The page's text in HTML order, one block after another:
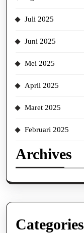
Juli 2025
Juni 2025
Mei 2025
April 2025
Maret 2025
Februari 2025
Archives
Categories